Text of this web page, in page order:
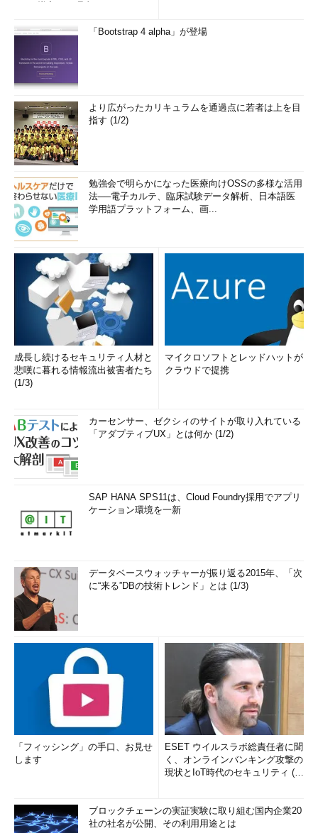
「Bootstrap 4 alpha」が登場
より広がったカリキュラムを通過点に若者は上を目
指す (1/2)
勉強会で明らかになった医療向けOSSの多様な活用
法──電子カルテ、臨床試験データ解析、日本語医
学用語プラットフォーム、画...
成長し続けるセキュリティ人材と
悲嘆に暮れる情報流出被害者たち
(1/3)
マイクロソフトとレッドハットが
クラウドで提携
カーセンサー、ゼクシィのサイトが取り入れている
「アダプティブUX」とは何か (1/2)
SAP HANA SPS11は、Cloud Foundry採用でアプリ
ケーション環境を一新
データベースウォッチャーが振り返る2015年、「次
に“来る”DBの技術トレンド」とは (1/3)
「フィッシング」の手口、お見せ
します
ESET ウイルスラボ総責任者に聞
く、オンラインバンキング攻撃の
現状とIoT時代のセキュリティ (1/
ブロックチェーンの実証実験に取り組む国内企業20
社の社名が公開、その利用用途とは